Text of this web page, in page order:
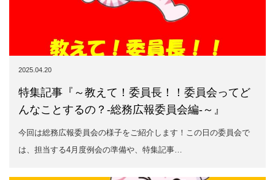
2025.04.20
特集記事『～教えて！委員長！！委員会ってど
んなことするの？-総務広報委員会編-～』
今回は総務広報委員会の様子をご紹介します！この日の委員会で
は、担当する4月度例会の準備や、特集記事…